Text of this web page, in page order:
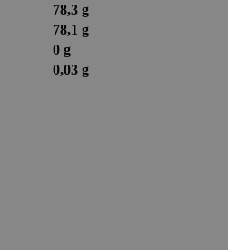
78,3 g
78,1 g
0 g
0,03 g